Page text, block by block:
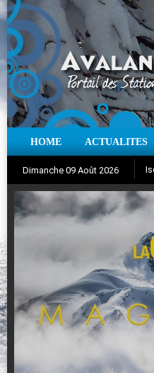
HOME ACTUALITES
Dimanche 09 Août 2026
Nuit de la Glisse 2018